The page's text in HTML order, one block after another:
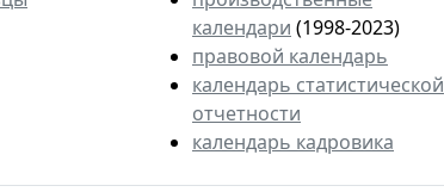
календари (1998-2023)
правовой календарь
календарь статистической
отчетности
календарь кадровика